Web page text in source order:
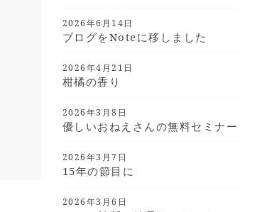
2026年6月14日
ブログをnoteに移しました
2026年4月21日
柑橘の香り
2026年3月8日
優しいおねえさんの無料セミナー
2026年3月7日
15年の節目に
2026年3月6日